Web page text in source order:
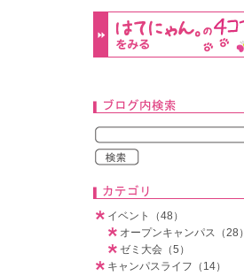
イベント（48）
オープンキャンパス（28）
ゼミ大会（5）
キャンパスライフ（14）